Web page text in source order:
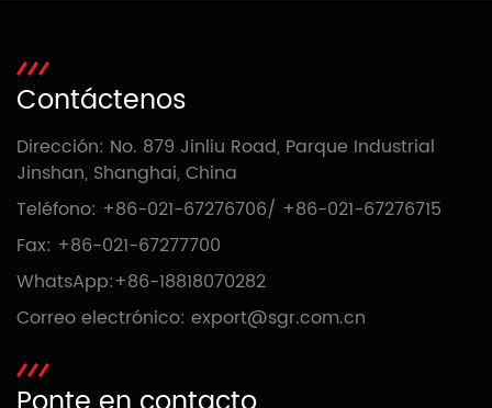
Contáctenos
Dirección: No. 879 Jinliu Road, Parque Industrial
Jinshan, Shanghai, China
Teléfono: +86-021-67276706/ +86-021-67276715
Fax: +86-021-67277700
WhatsApp:+86-18818070282
Correo electrónico: export@sgr.com.cn